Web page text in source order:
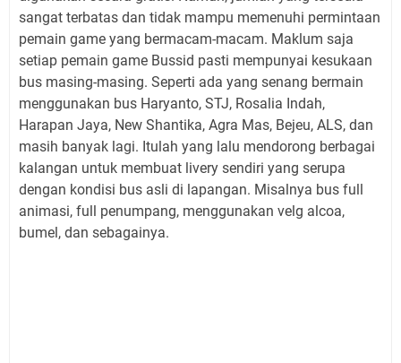
sangat terbatas dan tidak mampu memenuhi permintaan
pemain game yang bermacam-macam. Maklum saja
setiap pemain game Bussid pasti mempunyai kesukaan
bus masing-masing. Seperti ada yang senang bermain
menggunakan bus Haryanto, STJ, Rosalia Indah,
Harapan Jaya, New Shantika, Agra Mas, Bejeu, ALS, dan
masih banyak lagi. Itulah yang lalu mendorong berbagai
kalangan untuk membuat livery sendiri yang serupa
dengan kondisi bus asli di lapangan. Misalnya bus full
animasi, full penumpang, menggunakan velg alcoa,
bumel, dan sebagainya.